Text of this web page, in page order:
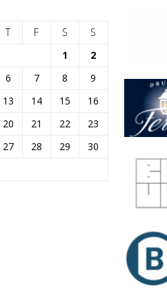
T F S
S
1
2
6 7 8
9
13 14 15
16
20 21 22
23
27 28 29
30